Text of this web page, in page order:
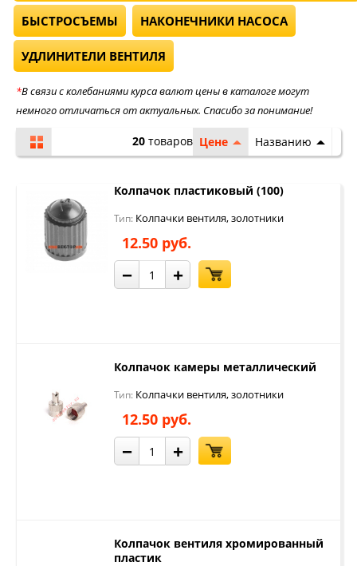
БЫСТРОСЪЕМЫ НАКОНЕЧНИКИ НАСОСА
УДЛИНИТЕЛИ ВЕНТИЛЯ
*В связи с колебаниями курса валют цены в каталоге могут
немного отличаться от актуальных. Спасибо за понимание!
Цене Названию
20 товаров
Колпачок пластиковый (100)
Тип: Колпачки вентиля, золотники
12.50 руб.
− +
Колпачок камеры металлический
Тип: Колпачки вентиля, золотники
12.50 руб.
− +
Колпачок вентиля хромированный
пластик